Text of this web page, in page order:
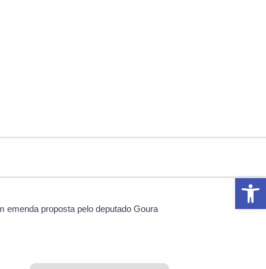
emenda proposta pelo deputado Goura
Abrir